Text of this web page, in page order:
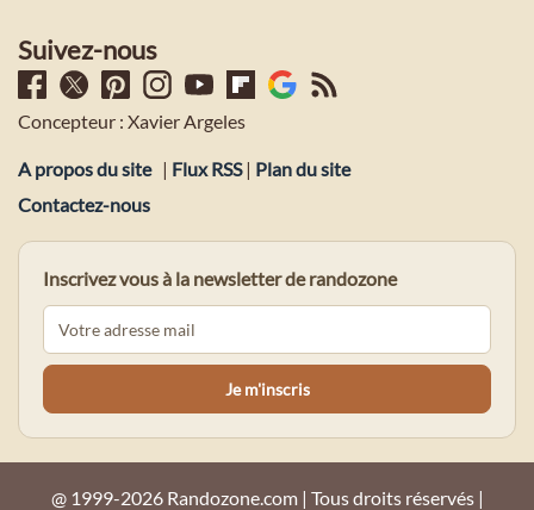
Suivez-nous
Concepteur : Xavier Argeles
A propos du site | Flux RSS| Plan du site
Contactez-nous
Inscrivez vous à la newsletter de randozone
@ 1999-2026 Randozone.com | Tous droits réservés |